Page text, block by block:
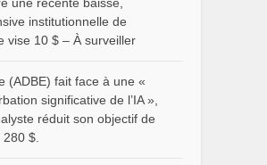
une récente baisse,
institutionnelle de
vise 10 $ – À surveiller
(ADBE) fait face à une «
significative de l’IA »,
réduit son objectif de
280 $.